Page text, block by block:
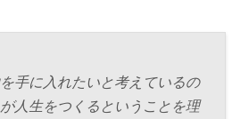
手に入れたいと考えているの
人生をつくるということを理